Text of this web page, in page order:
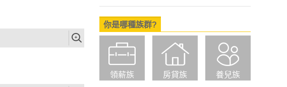
你是哪種族群?
領薪族 房貸族 養兒族